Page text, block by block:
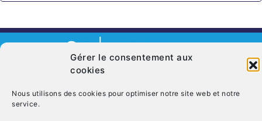
Gérer le consentement aux
cookies
Nous utilisons des cookies pour optimiser notre site web et notre
service.
Mentions légales